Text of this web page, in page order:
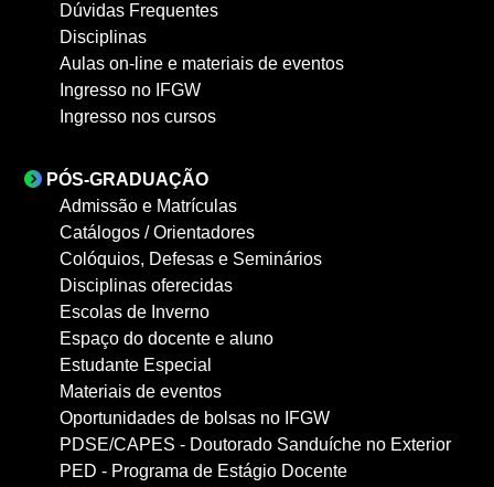
Dúvidas Frequentes
Disciplinas
Aulas on-line e materiais de eventos
Ingresso no IFGW
Ingresso nos cursos
PÓS-GRADUAÇÃO
Admissão e Matrículas
Catálogos / Orientadores
Colóquios, Defesas e Seminários
Disciplinas oferecidas
Escolas de Inverno
Espaço do docente e aluno
Estudante Especial
Materiais de eventos
Oportunidades de bolsas no IFGW
PDSE/CAPES - Doutorado Sanduíche no Exterior
PED - Programa de Estágio Docente